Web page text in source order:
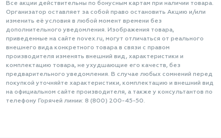
Все акции действительны по бонусным картам при наличии товара.
Организатор оставляет за собой право остановить Акцию и/или
изменить её условия в любой момент времени без
дополнительного уведомления. Изображения товара,
приведенные на сайте novex.ru, могут отличаться от реального
внешнего вида конкретного товара в связи с правом
производителя изменять внешний вид, характеристики и
комплектацию товара, не ухудшающие его качеств, без
предварительного уведомления. В случае любых сомнений перед
покупкой уточняйте характеристики, комплектацию и внешний вид
на официальном сайте производителя, а также у консультантов по
телефону Горячей линии: 8 (800) 200-45-50.